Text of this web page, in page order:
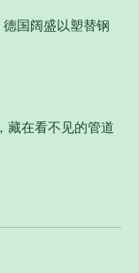
国阔盛以塑替钢
藏在看不见的管道